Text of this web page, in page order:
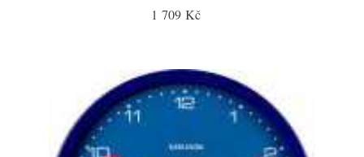
1 709 Kč